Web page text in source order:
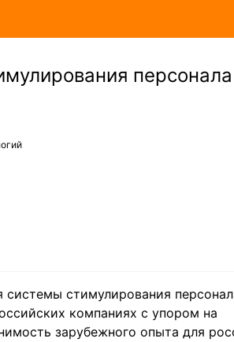
персонала
стимулирования
компаниях с упором на
зарубежного опыта для